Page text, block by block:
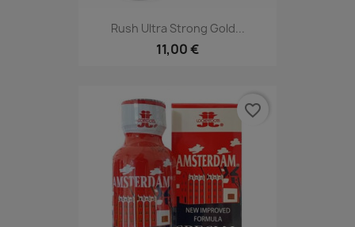
Rush Ultra Strong Gold...
11,00 €
favorite_border